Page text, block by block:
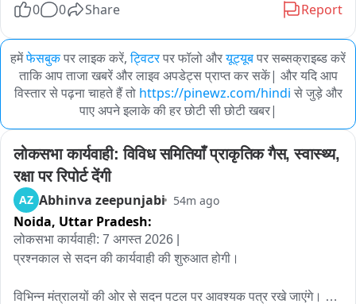
0 0 Share Report
हमेंफेसबुकपर लाइक करें, ट्विटरपर फॉलो औरयूट्यूबपर सब्सक्राइब्ड करें
ताकि आप ताजा खबरें और लाइव अपडेट्स प्राप्त कर सकें| और यदि आप
विस्तार से पढ़ना चाहते हैं तो https://pinewz.com/hindi से जुड़े और
पाए अपने इलाके की हर छोटी सी छोटी खबर|
लोकसभा कार्यवाही: विविध समितियाँ प्राकृतिक गैस, स्वास्थ्य,
रक्षा पर रिपोर्ट देंगी
AZ Abhinva zeepunjabi 54m ago
Noida, Uttar Pradesh:
लोकसभा कार्यवाही: 7 अगस्त 2026 |
प्रश्नकाल से सदन की कार्यवाही की शुरुआत होगी।
विभिन्न मंत्रालयों की ओर से सदन पटल पर आवश्यक पत्र रखे जाएंगे।